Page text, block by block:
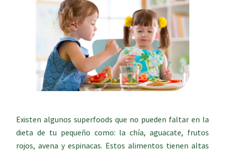
Existen algunos superfoods que no pueden faltar en la
dieta de tu pequeño como: la chía, aguacate, frutos
rojos, avena y espinacas. Estos alimentos tienen altas